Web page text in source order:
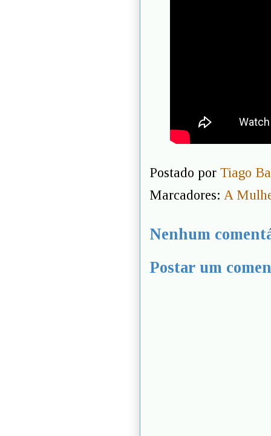
Postado por Tiago
Marcadores: A
Nenhum
Postar um